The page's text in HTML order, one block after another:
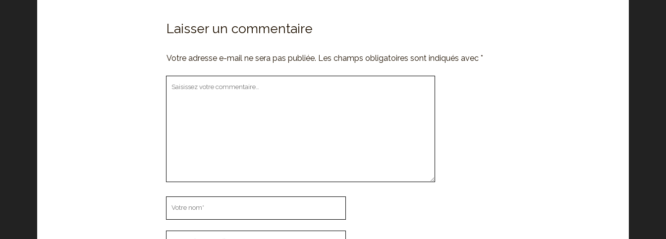
Laisser un commentaire
Votre adresse e-mail ne sera pas publiée. Les champs obligatoires sont indiqués avec *